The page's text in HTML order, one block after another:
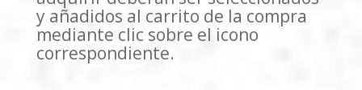
y añadidos al carrito de la compra
mediante clic sobre el icono
correspondiente.